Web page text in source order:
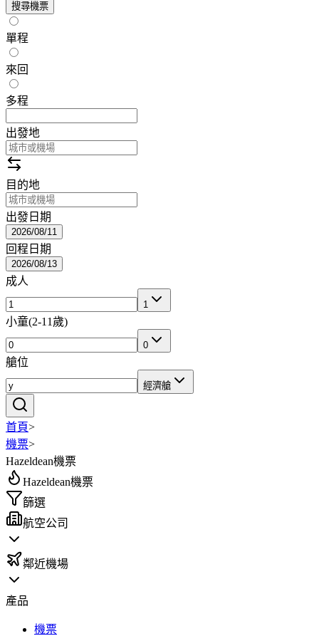
搜尋機票
單程
來回
多程
出發地
目的地
出發日期
2026/08/11
回程日期
2026/08/13
成人
1
小童(2-11歲)
0
艙位
經濟艙
首頁>
機票>
Hazeldean機票
Hazeldean機票
篩選
航空公司
鄰近機場
產品
機票